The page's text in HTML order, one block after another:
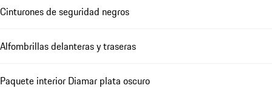
Cinturones de seguridad negros
Alfombrillas delanteras y traseras
Paquete interior Diamar plata oscuro